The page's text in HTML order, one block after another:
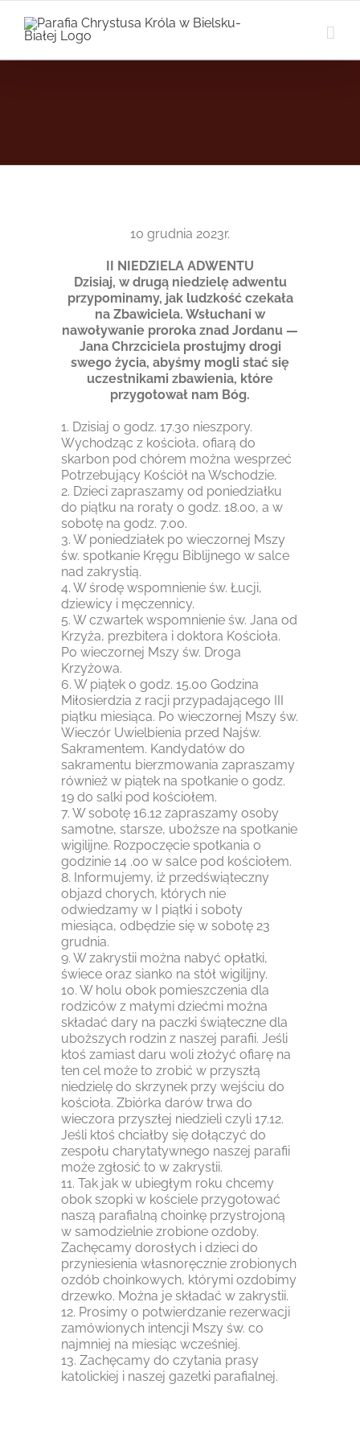
zawartości
10 grudnia 2023r.
II NIEDZIELA ADWENTU
Dzisiaj, w drugą niedzielę adwentu
przypominamy, jak ludzkość czekała
na Zbawiciela. Wsłuchani w
nawoływanie proroka znad Jordanu —
Jana Chrzciciela prostujmy drogi
swego życia, abyśmy mogli stać się
uczestnikami zbawienia, które
przygotował nam Bóg.
1. Dzisiaj o godz. 17.30 nieszpory.
Wychodząc z kościoła, ofiarą do
skarbon pod chórem można wesprzeć
Potrzebujący Kościół na Wschodzie.
2. Dzieci zapraszamy od poniedziałku
do piątku na roraty o godz. 18.00, a w
sobotę na godz. 7.00.
3. W poniedziałek po wieczornej Mszy
św. spotkanie Kręgu Biblijnego w salce
nad zakrystią.
4. W środę wspomnienie św. Łucji,
dziewicy i męczennicy.
5. W czwartek wspomnienie św. Jana od
Krzyża, prezbitera i doktora Kościoła.
Po wieczornej Mszy św. Droga
Krzyżowa.
6. W piątek o godz. 15.00 Godzina
Miłosierdzia z racji przypadającego III
piątku miesiąca. Po wieczornej Mszy św.
Wieczór Uwielbienia przed Najśw.
Sakramentem. Kandydatów do
sakramentu bierzmowania zapraszamy
również w piątek na spotkanie o godz.
19 do salki pod kościołem.
7. W sobotę 16.12 zapraszamy osoby
samotne, starsze, uboższe na spotkanie
wigilijne. Rozpoczęcie spotkania o
godzinie 14 .00 w salce pod kościołem.
8. Informujemy, iż przedświąteczny
objazd chorych, których nie
odwiedzamy w I piątki i soboty
miesiąca, odbędzie się w sobotę 23
grudnia.
9. W zakrystii można nabyć opłatki,
świece oraz sianko na stół wigilijny.
10. W holu obok pomieszczenia dla
rodziców z małymi dziećmi można
składać dary na paczki świąteczne dla
uboższych rodzin z naszej parafii. Jeśli
ktoś zamiast daru woli złożyć ofiarę na
ten cel może to zrobić w przyszłą
niedzielę do skrzynek przy wejściu do
kościoła. Zbiórka darów trwa do
wieczora przyszłej niedzieli czyli 17.12.
Jeśli ktoś chciałby się dołączyć do
zespołu charytatywnego naszej parafii
może zgłosić to w zakrystii.
11. Tak jak w ubiegłym roku chcemy
obok szopki w kościele przygotować
naszą parafialną choinkę przystrojoną
w samodzielnie zrobione ozdoby.
Zachęcamy dorosłych i dzieci do
przyniesienia własnoręcznie zrobionych
ozdób choinkowych, którymi ozdobimy
drzewko. Można je składać w zakrystii.
12. Prosimy o potwierdzanie rezerwacji
zamówionych intencji Mszy św. co
najmniej na miesiąc wcześniej.
13. Zachęcamy do czytania prasy
katolickiej i naszej gazetki parafialnej.